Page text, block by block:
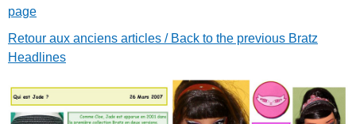
page
Retour aux anciens articles / Back to the previous Bratz
Headlines